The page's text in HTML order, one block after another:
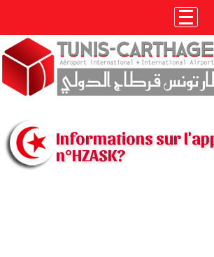
Informations sur
n°HZASK?